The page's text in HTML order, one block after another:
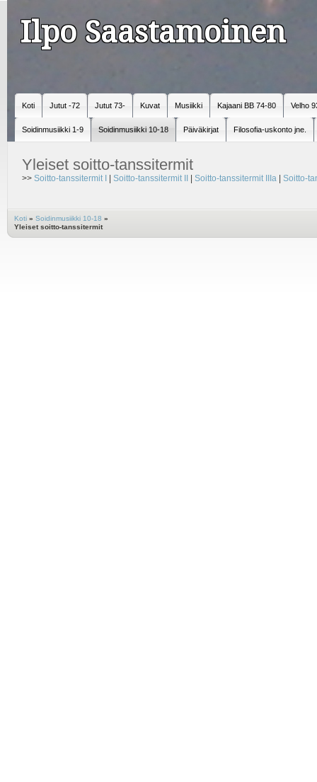
Ilpo Saastamoinen
Koti Jutut -72 Jutut 73- Kuvat Musiikki Kajaani BB 74-80 Velho
Soidinmusiikki 1-9 Soidinmusiikki 10-18 Päiväkirjat Filosofia-uskonto jne.
Yleiset soitto-tanssitermit
>> Soitto-tanssitermit I Soitto-tanssitermit II Soitto-tanssitermit IIIa Soitto-
Koti » Soidinmusiikki 10-18 »
Yleiset soitto-tanssitermit